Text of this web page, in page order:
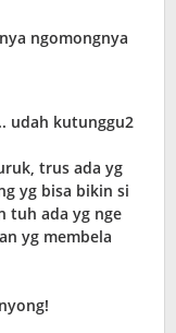
ngomongnya
udah kutunggu2
trus ada yg
yg bisa bikin si
tuh ada yg nge
yg membela